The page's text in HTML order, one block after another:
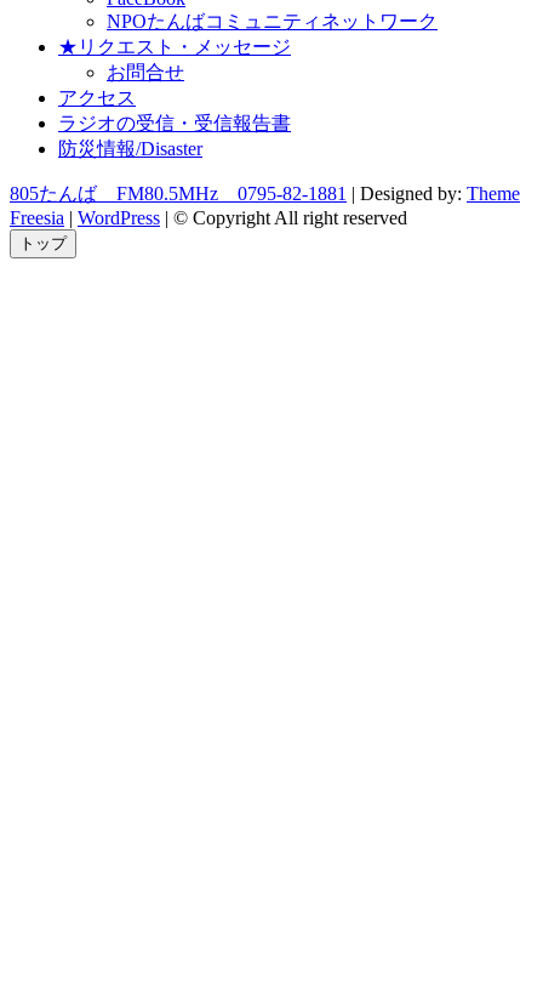
NPOたんばコミュニティネットワーク
★リクエスト・メッセージ
お問合せ
アクセス
ラジオの受信・受信報告書
防災情報/Disaster
805たんば FM80.5MHz 0795-82-1881 | Designed by: Theme
Freesia | WordPress | © Copyright All right reserved
トップ